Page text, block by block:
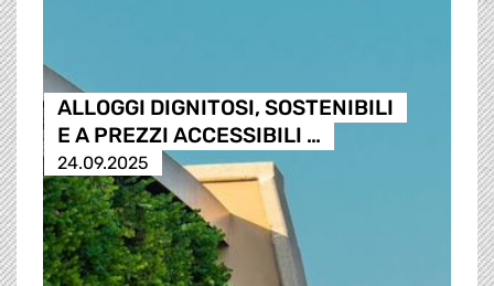
ALLOGGI DIGNITOSI, SOSTENIBILI
E A PREZZI ACCESSIBILI …
24.09.2025